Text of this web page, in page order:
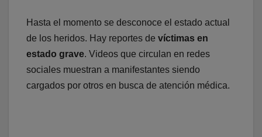
Hasta el momento se desconoce el estado actual
de los heridos. Hay reportes de víctimas en
estado grave. Videos que circulan en redes
sociales muestran a manifestantes siendo
cargados por otros en busca de atención médica.